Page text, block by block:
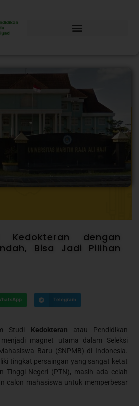
dengan
Bisa Jadi Pilihan
Telegram
Studi Kedokteran atau Pendidikan
magnet utama dalam Seleksi
Baru (SNPMB) di Indonesia.
tingkat persaingan yang sangat ketat
Tinggi Negeri (PTN), masih ada celah
calon mahasiswa untuk memperbesar